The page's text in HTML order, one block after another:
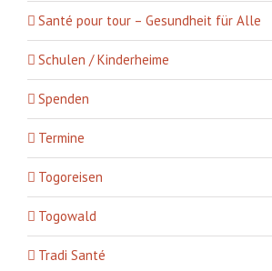
Santé pour tour – Gesundheit für Alle
Schulen / Kinderheime
Spenden
Termine
Togoreisen
Togowald
Tradi Santé